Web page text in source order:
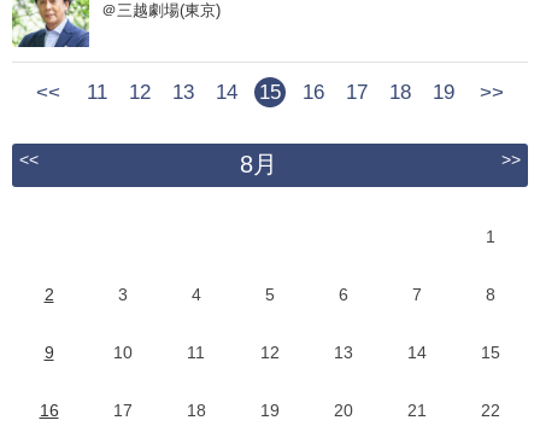
＠三越劇場(東京)
<< 11 12 13 14 15 16 17 18 19 >>
<< 8月 >>
1
2 3 4 5 6 7 8
9 10 11 12 13 14 15
16 17 18 19 20 21 22